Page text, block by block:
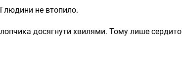
не втопило.
досягнути хвилями. Тому лише сердито